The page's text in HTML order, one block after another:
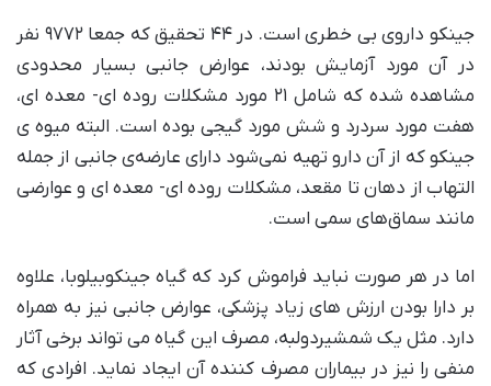
جینکو داروی بی خطری است. در ۴۴ تحقیق که جمعا ۹۷۷۲ نفر
در آن مورد آزمایش بودند، عوارض جانبی بسیار محدودی
مشاهده شده که شامل ۲۱ مورد مشکلات روده ای- معده ای،
هفت مورد سردرد و شش مورد گیجی بوده است. البته میوه ی
جینکو که از آن دارو تهیه نمی‌شود دارای عارضه‌ی جانبی از جمله
التهاب از دهان تا مقعد، مشکلات روده ای- معده ای و عوارضی
مانند سماق‌های سمی است.
اما در هر صورت نباید فراموش کرد که گیاه جینکوبیلوبا، علاوه
بر دارا بودن ارزش های زیاد پزشکی، عوارض جانبی نیز به همراه
دارد. مثل یک شمشیردولبه، مصرف این گیاه می تواند برخی آثار
منفی را نیز در بیماران مصرف کننده آن ایجاد نماید. افرادی که